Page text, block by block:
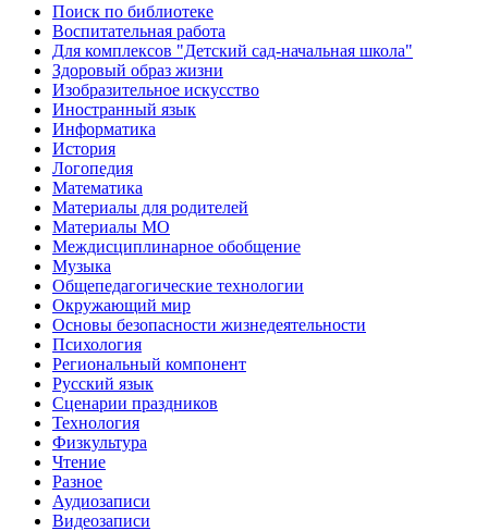
Поиск по библиотеке
Воспитательная работа
Для комплексов "Детский сад-начальная школа"
Здоровый образ жизни
Изобразительное искусство
Иностранный язык
Информатика
История
Логопедия
Математика
Материалы для родителей
Материалы МО
Междисциплинарное обобщение
Музыка
Общепедагогические технологии
Окружающий мир
Основы безопасности жизнедеятельности
Психология
Региональный компонент
Русский язык
Сценарии праздников
Технология
Физкультура
Чтение
Разное
Аудиозаписи
Видеозаписи